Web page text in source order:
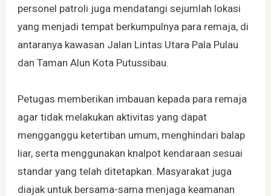
personel patroli juga mendatangi sejumlah lokasi
yang menjadi tempat berkumpulnya para remaja, di
antaranya kawasan Jalan Lintas Utara Pala Pulau
dan Taman Alun Kota Putussibau.
Petugas memberikan imbauan kepada para remaja
agar tidak melakukan aktivitas yang dapat
mengganggu ketertiban umum, menghindari balap
liar, serta menggunakan knalpot kendaraan sesuai
standar yang telah ditetapkan. Masyarakat juga
diajak untuk bersama-sama menjaga keamanan